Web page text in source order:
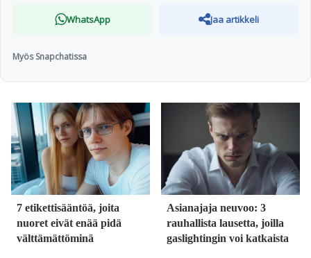
WhatsApp Jaa artikkeli
Myös Snapchatissa
7 etikettisääntöä, joita
nuoret eivät enää pidä
välttämättöminä
Asianajaja neuvoo: 3
rauhallista lausetta, joilla
gaslightingin voi katkaista